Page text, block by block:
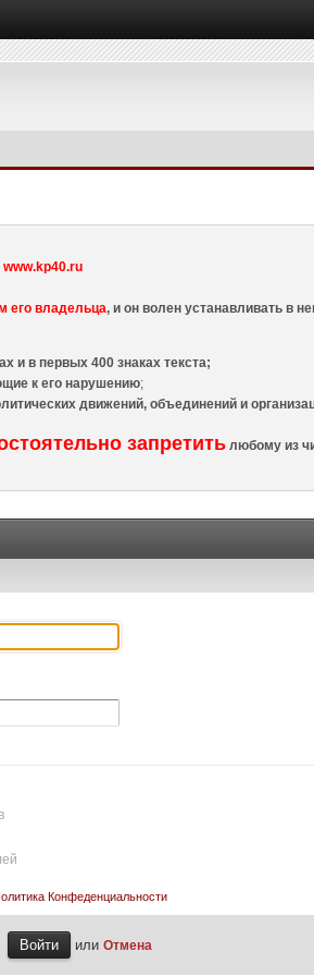
его владельца, и он волен устанавливать в
и в первых 400 знаках текста;
к его нарушению;
движений, объединений и
запретить любому из
Конфеденциальности
илиОтмена